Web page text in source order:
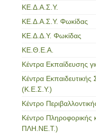
ΚΕ.Δ.Α.Σ.Υ.
ΚΕ.Δ.Α.Σ.Υ. Φωκίδας
ΚΕ.Δ.Δ.Υ. Φωκίδας
ΚΕ.Θ.Ε.Α.
Κέντρα Εκπαίδευσης
Κέντρα Εκπαιδευτικής
(Κ.Ε.Σ.Υ.)
Κέντρο
Κέντρο Πληροφορικής
ΠΛΗ.ΝΕ.Τ.)